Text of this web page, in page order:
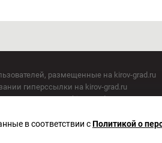
размещенные на kirov-grad.ru
гиперссылки на kirov-grad.ru
на ресурс: kirov-grad.ru
технологий и массовых
в соответствии сПолитикой о